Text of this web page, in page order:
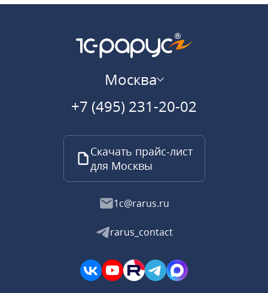
Москва
+7 (495) 231-20-02
Скачать прайс-лист
для Москвы
1c@rarus.ru
rarus_contact